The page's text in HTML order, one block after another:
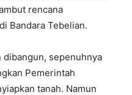
rencana
Bandara Tebelian.
dibangun, sepenuhnya
Pemerintah
tanah. Namun